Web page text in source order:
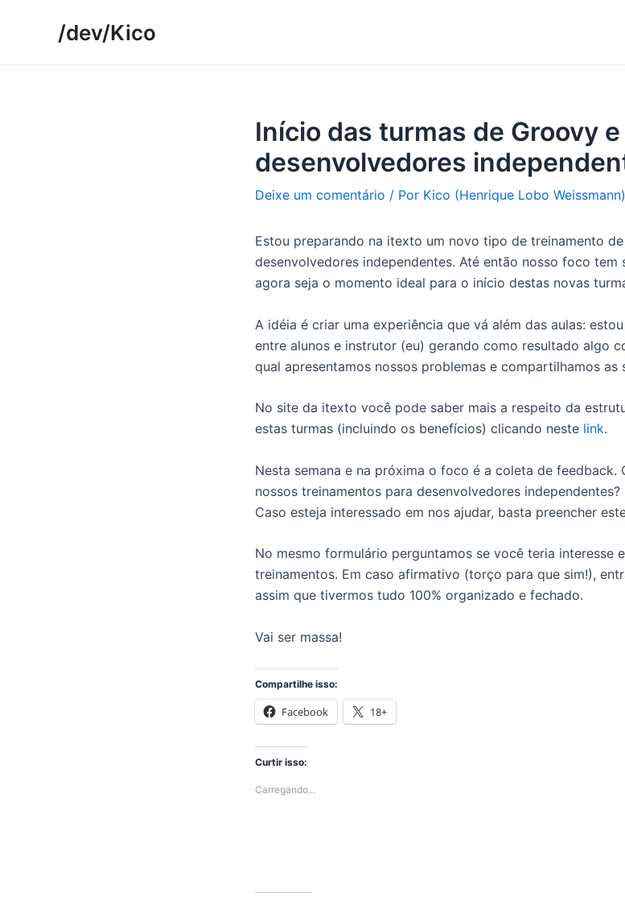
/dev/Kico
Início das turmas de Groovy
desenvolvedores
Deixe um comentário / Por Kico (Henrique Lobo Weissmann)
Estou preparando na itexto um novo tipo de treinamento
desenvolvedores independentes. Até então nosso foco tem
agora seja o momento ideal para o início destas novas
A idéia é criar uma experiência que vá além das aulas:
entre alunos e instrutor (eu) gerando como resultado algo
qual apresentamos nossos problemas e compartilhamos as
No site da itexto você pode saber mais a respeito da
estas turmas (incluindo os benefícios) clicando neste link.
Nesta semana e na próxima o foco é a coleta de feedback.
nossos treinamentos para desenvolvedores
Caso esteja interessado em nos ajudar, basta preencher
No mesmo formulário perguntamos se você teria interesse
treinamentos. Em caso afirmativo (torço para que sim!),
assim que tivermos tudo 100% organizado e fechado.
Vai ser massa!
Compartilhe isso:
Facebook 18+
Curtir isso:
Carregando...